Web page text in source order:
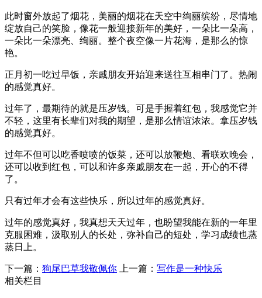
此时窗外放起了烟花，美丽的烟花在天空中绚丽缤纷，尽情地
绽放自己的笑脸，像花一般迎接新年的美好，一朵比一朵高，
一朵比一朵漂亮、绚丽。整个夜空像一片花海，是那么的惊
艳。
正月初一吃过早饭，亲戚朋友开始迎来送往互相串门了。热闹
的感觉真好。
过年了，最期待的就是压岁钱。可是手握着红包，我感觉它并
不轻，这里有长辈们对我的期望，是那么情谊浓浓。拿压岁钱
的感觉真好。
过年不但可以吃香喷喷的饭菜，还可以放鞭炮、看联欢晚会，
还可以收到红包，可以和许多亲戚朋友在一起，开心的不得
了。
只有过年才会有这些快乐，所以过年的感觉真好。
过年的感觉真好，我真想天天过年，也盼望我能在新的一年里
克服困难，汲取别人的长处，弥补自己的短处，学习成绩也蒸
蒸日上。
下一篇： 狗尾巴草我敬佩你 上一篇： 写作是一种快乐
相关栏目